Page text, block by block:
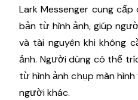
Lark Messenger cung
bản từ hình ảnh, giúp
và tài nguyên khi không
ảnh. Người dùng có thể
từ hình ảnh chụp màn
người khác.